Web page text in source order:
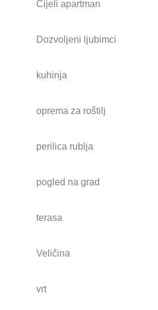
Cijeli apartman
Dozvoljeni ljubimci
kuhinja
oprema za roštilj
perilica rublja
pogled na grad
terasa
Veličina
vrt